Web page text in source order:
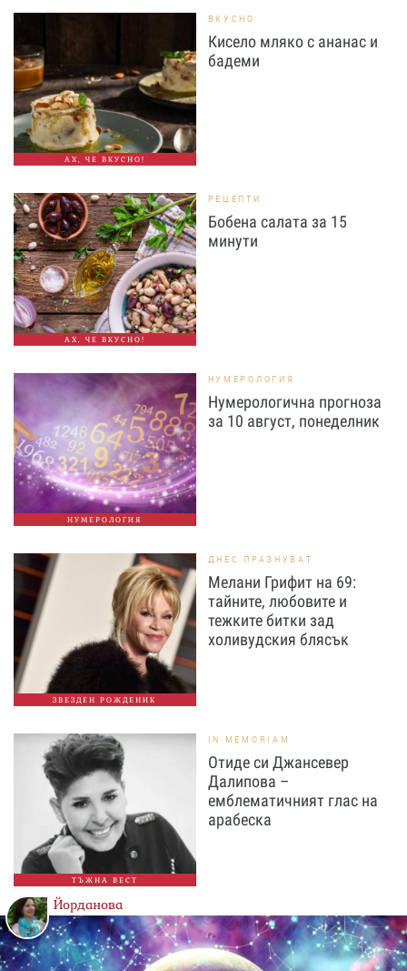
АХ, ЧЕ ВКУСНО!
ВКУСНО
Кисело мляко с ананас и
бадеми
АХ, ЧЕ ВКУСНО!
РЕЦЕПТИ
Бобена салата за 15
минути
НУМЕРОЛОГИЯ
НУМЕРОЛОГИЯ
Нумерологична прогноза
за 10 август, понеделник
ЗВЕЗДЕН РОЖДЕНИК
ДНЕС ПРАЗНУВАТ
Мелани Грифит на 69:
тайните, любовите и
тежките битки зад
холивудския блясък
ТЪЖНА ВЕСТ
IN MEMORIAM
Отиде си Джансевер
Далипова –
емблематичният глас на
арабеска
Йорданова